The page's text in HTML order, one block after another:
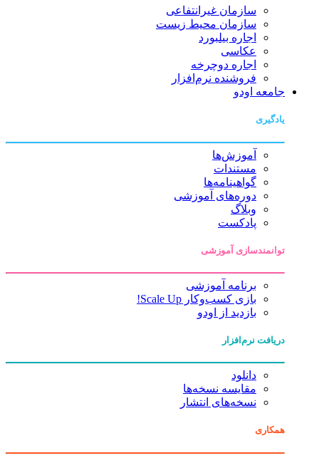
سازمان غیرانتفاعی
سازمان محیط زیست
اجاره بیلبورد
عکاسی
اجاره دوچرخه
فروشنده نرم‌افزار
جامعه اودو
یادگیری
آموزش‌ها
مستندات
گواهینامه‌ها
دوره‌های آموزشی
وبلاگ
پادکست
توانمندسازی آموزشی
برنامه آموزشی
بازی کسب‌وکار Scale Up!
بازدید از اودو
دریافت نرم‌افزار
دانلود
مقایسه نسخه‌ها
نسخه‌های انتشار
همکاری